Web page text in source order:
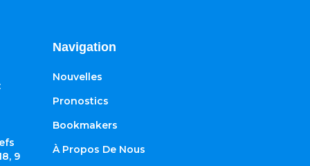
9
Navigation
Nouvelles
Pronostics
Bookmakers
À Propos De Nous